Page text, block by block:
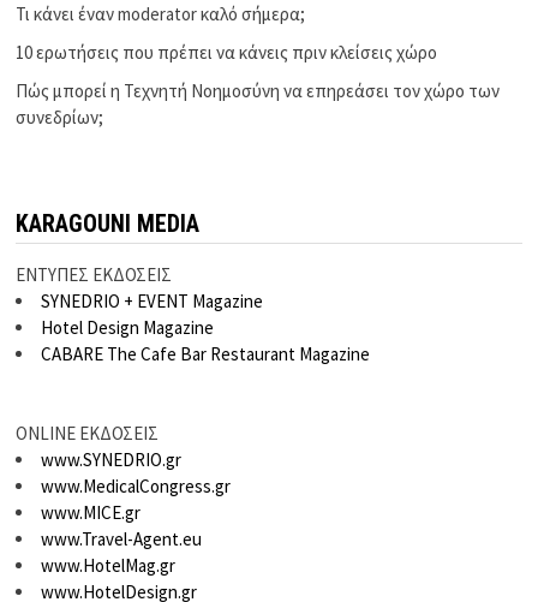
Τι κάνει έναν moderator καλό σήμερα;
10 ερωτήσεις που πρέπει να κάνεις πριν κλείσεις χώρο
Πώς μπορεί η Τεχνητή Νοημοσύνη να επηρεάσει τον χώρο των
συνεδρίων;
KARAGOUNI MEDIA
ΕΝΤΥΠΕΣ ΕΚΔΟΣΕΙΣ
SYNEDRIO + EVENT Magazine
Hotel Design Magazine
CABARE The Cafe Bar Restaurant Magazine
ONLINE ΕΚΔΟΣΕΙΣ
www.SYNEDRIO.gr
www.MedicalCongress.gr
www.MICE.gr
www.Travel-Agent.eu
www.HotelMag.gr
www.HotelDesign.gr